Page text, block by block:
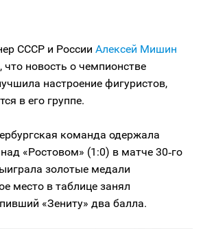
СССР и России Алексей Мишин
новость о чемпионстве
настроение фигуристов,
в его группе.
команда одержала
«Ростовом» (1:0) в матче 30‑го
золотые медали
место в таблице занял
«Зениту» два балла.